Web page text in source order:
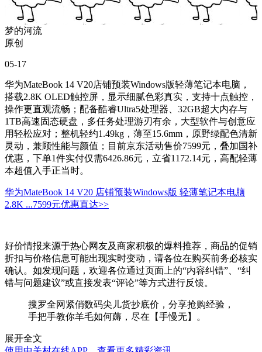
梦的河流
原创
05-17
华为MateBook 14 V20店铺预装Windows版轻薄笔记本电脑，
搭载2.8K OLED触控屏，显示细腻色彩真实，支持十点触控，
操作更直观流畅；配备酷睿Ultra5处理器、32GB超大内存与
1TB高速固态硬盘，多任务处理游刃有余，大型软件与创意应
用轻松应对；整机轻约1.49kg，薄至15.6mm，原野绿配色清新
灵动，兼顾性能与颜值；目前京东活动售价7599元，叠加国补
优惠，下单1件实付仅需6426.86元，立省1172.14元，高配轻薄
本超值入手正当时。
华为MateBook 14 V20 店铺预装Windows版 轻薄笔记本电脑
2.8K ...7599元优惠直达>>
好价情报来源于热心网友及商家积极的爆料推荐，商品的促销
折扣与价格信息可能出现实时变动，请各位在购买前务必核实
确认。如发现问题，欢迎各位通过页面上的“内容纠错”、“纠
错与问题建议”或直接发表“评论”等方式进行反馈。
搜罗全网紧俏数码尖儿货抄底价，分享抢购经验，
手把手教你羊毛如何薅，尽在【手慢无】。
展开全文